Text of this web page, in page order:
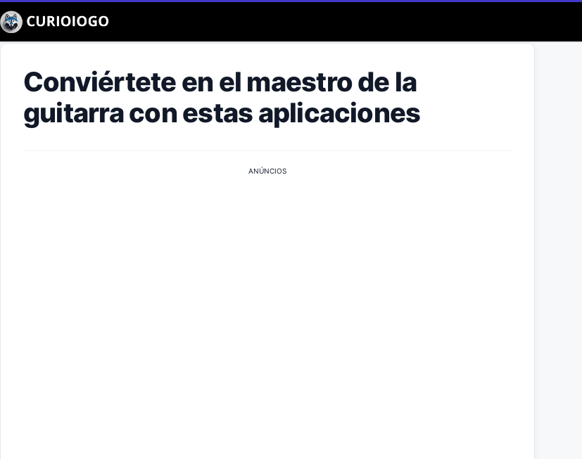
Conviértete en el maestro de la
guitarra con estas aplicaciones
ANÚNCIOS